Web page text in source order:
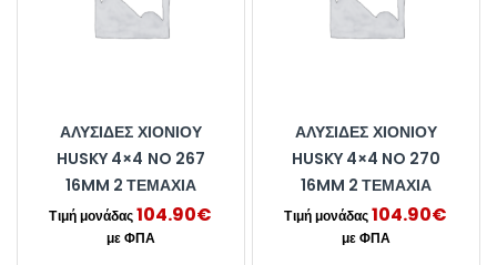
ΑΛΥΣΊΔΕΣ ΧΙΟΝΙΟΎ
HUSKY 4×4 NO 267
16MM 2 ΤΕΜΆΧΙΑ
104.90€
ΑΛΥΣΊΔΕΣ ΧΙΟΝΙΟΎ
HUSKY 4×4 NO 270
16MM 2 ΤΕΜΆΧΙΑ
104.90€